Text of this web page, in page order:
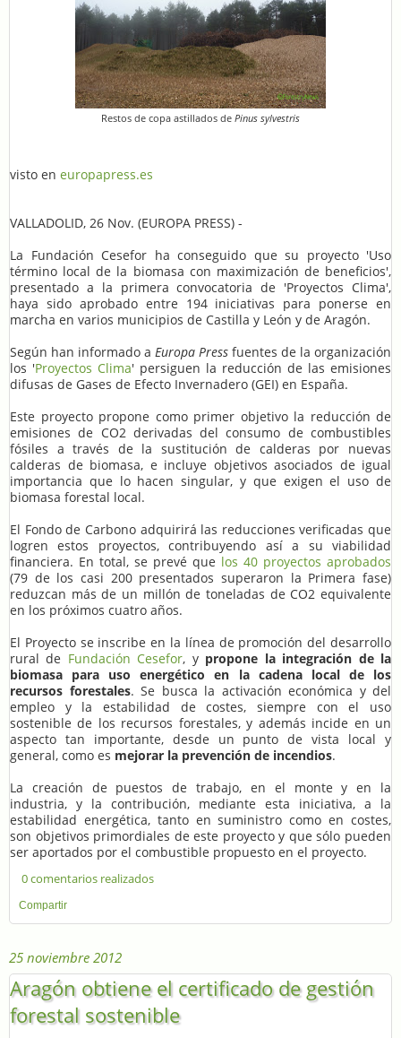
Restos de copa astillados de Pinus sylvestris
visto en europapress.es
VALLADOLID, 26 Nov. (EUROPA PRESS) -
La Fundación Cesefor ha conseguido que su proyecto 'Uso
término local de la biomasa con maximización de beneficios',
presentado a la primera convocatoria de 'Proyectos Clima',
haya sido aprobado entre 194 iniciativas para ponerse en
marcha en varios municipios de Castilla y León y de Aragón.
Según han informado a Europa Press fuentes de la organización
los 'Proyectos Clima' persiguen la reducción de las emisiones
difusas de Gases de Efecto Invernadero (GEI) en España.
Este proyecto propone como primer objetivo la reducción de
emisiones de CO2 derivadas del consumo de combustibles
fósiles a través de la sustitución de calderas por nuevas
calderas de biomasa, e incluye objetivos asociados de igual
importancia que lo hacen singular, y que exigen el uso de
biomasa forestal local.
El Fondo de Carbono adquirirá las reducciones verificadas que
logren estos proyectos, contribuyendo así a su viabilidad
financiera. En total, se prevé que los 40 proyectos aprobados
(79 de los casi 200 presentados superaron la Primera fase)
reduzcan más de un millón de toneladas de CO2 equivalente
en los próximos cuatro años.
El Proyecto se inscribe en la línea de promoción del desarrollo
rural de Fundación Cesefor, y propone la integración de la
biomasa para uso energético en la cadena local de los
recursos forestales. Se busca la activación económica y del
empleo y la estabilidad de costes, siempre con el uso
sostenible de los recursos forestales, y además incide en un
aspecto tan importante, desde un punto de vista local y
general, como es mejorar la prevención de incendios.
La creación de puestos de trabajo, en el monte y en la
industria, y la contribución, mediante esta iniciativa, a la
estabilidad energética, tanto en suministro como en costes,
son objetivos primordiales de este proyecto y que sólo pueden
ser aportados por el combustible propuesto en el proyecto.
0 comentarios realizados
Compartir
25 noviembre 2012
Aragón obtiene el certificado de gestión
forestal sostenible